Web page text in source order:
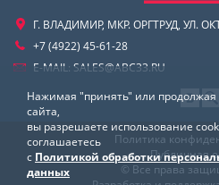
Г. ВЛАДИМИР, МКР. ОРГТРУД, УЛ.
+7 (4922) 45-61-28
E-MAIL: SALES@ABC33.RU
Политика
Публичная
© Все права
Нажимая "принять" или продолжая
сайта,
вы разрешаете использование
соглашаетесь
с Политикой обработки
данных